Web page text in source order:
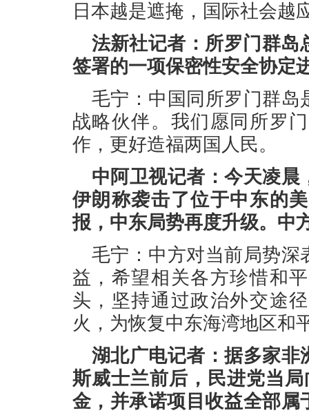
日本越是遮掩，国际社会越
法新社记者：所罗门群岛
签署的一项保密性安全协定
毛宁：中国同所罗门群
战略伙伴。我们愿同所罗
作，更好造福两国人民。
中阿卫视记者：今天凌
伊朗称袭击了位于中东的
报，中东局势再度升级。中
毛宁：中方对当前局势
益，希望相关各方珍惜和
头，坚持通过政治外交途
火，为恢复中东海湾地区和
湖北广电记者：据多家
斯威士兰前后，民进党当
金，并承诺项目收益全部